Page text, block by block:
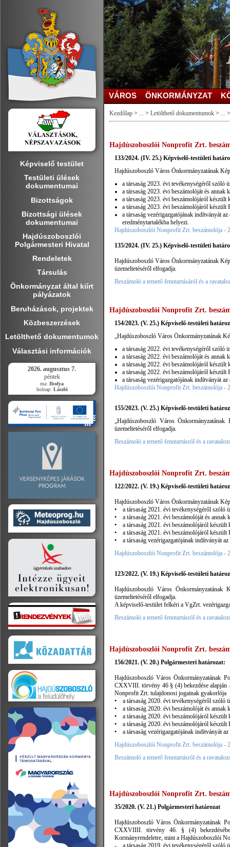
Képviselő testület
Testületi ülések
dokumentumai
Bizottságok
Bizottsági ülések
dokumentumai
Hajdúszoboszlói
Polgármesteri Hivatal
Rendeletek
Társulás
Önkormányzat által kiírt
pályázatok
Beruházások, projektek
Közbeszerzések
Letölthető dokumentumok
Választási információk
2026. augusztus 7.
péntek
ma: Ibolya
holnap: László
VÁROS ÖNKORMÁNYZAT
Kezdőlap > ... > Letölthető dokumentumok > ... >
Hajdúszoboszlói Nonprofit Zrt.
133/2024. (IV. 25.) Képviselő-testületi
Hajdúszoboszló Város Önkormányzatának
a társaság 2023. évi tevékenységéről szóló
a társaság 2023. évi beszámolóját és
a társaság 2023. évi beszámolójáról
a társaság 2023. évi beszámolójáról
a társaság vezérigazgatójának indítványát
eredménytartalékba helyezi.
Hajdúszoboszlói Nonprofit Zrt. beszámolója -
135/2024. (IV. 25.) Képviselő-testületi
Hajdúszoboszló Város Önkormányzatának
üzemeltetéséről elfogadja.
Beszámoló a temető fenntartásáról és a
Hajdúszoboszlói Nonprofit Zrt.
154/2023. (V. 25.) Képviselő-testületi
„Hajdúszoboszló Város Önkormányzatának
a társaság 2022. évi tevékenységéről szóló
a társaság 2022. évi beszámolóját és
a társaság 2022. évi beszámolójáról
a társaság 2022. évi beszámolójáról
a társaság vezérigazgatójának indítványát
Hajdúszoboszlói Nonprofit Zrt. beszámolója -
155/2023. (V. 25.) Képviselő-testületi
„Hajdúszoboszló Város
üzemeltetéséről elfogadja.
Beszámoló a temető fenntartásról és a
Hajdúszoboszlói Nonprofit Zrt.
122/2022. (V. 19.) Képviselő-testületi
Hajdúszoboszló Város Önkormányzatának
• a társaság 2021. évi tevékenységéről szóló
• a társaság 2021. évi beszámolóját és annak
• a társaság 2021. évi beszámolójáról készült
• a társaság 2021. évi beszámolójáról készült
• a társaság vezérigazgatójának indítványát
Hajdúszoboszlói Nonprofit Zrt. beszámolója -
123/2022. (V. 19.) Képviselő-testületi
Hajdúszoboszló Város Önkormányzatának
üzemeltetéséről elfogadja.
A képviselő-testület felkéri a VgZrt.
Beszámoló a temető fenntartásról és a
Hajdúszoboszlói Nonprofit Zrt.
156/2021. (V. 20.) Polgármesteri határozat:
Hajdúszoboszló Város Önkormányzatának
CXXVIII. törvény 46 § (4) bekezdése alapján
Nonprofit Zrt. tulajdonosi jogainak gyakorlója
• a társaság 2020. évi tevékenységéről szóló
• a társaság 2020. évi beszámolóját és annak
• a társaság 2020. évi beszámolójáról készült
• a társaság 2020. évi beszámolójáról készült
• a társaság vezérigazgatójának indítványát
Hajdúszoboszlói Nonprofit Zrt. beszámolója -
Beszámoló a temető fenntartásról és a
Hajdúszoboszlói Nonprofit Zrt.
35/2020. (V. 21.) Polgármesteri határozat
Hajdúszoboszló Város Önkormányzatának
CXXVIIII. törvény 46. § (4)
Kormányrendeletre, mint a Hajdúszoboszlói
- a társaság 2019. évi tevékenységéről szóló